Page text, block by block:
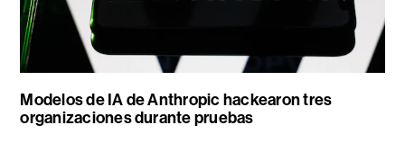
Modelos de IA de Anthropic hackearon tres
organizaciones durante pruebas